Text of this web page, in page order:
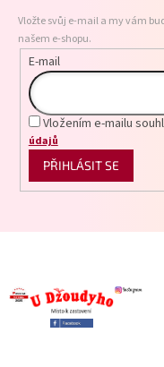
Vložte svůj e-mail a my vám
našem e-shopu.
E-mail
Vložením e-mailu
údajů
PŘIHLÁSIT SE